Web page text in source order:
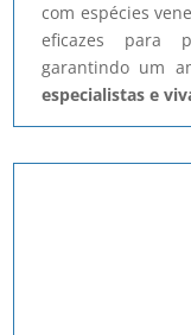
com espécies
eficazes para
garantindo um
especialistas e